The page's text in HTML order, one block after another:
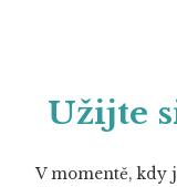
Užijte
V momentě, kdy